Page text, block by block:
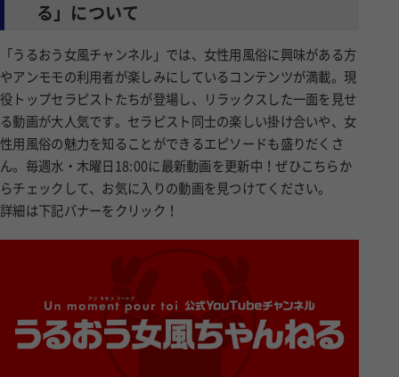
る」について
「うるおう女風チャンネル」では、女性用風俗に興味がある方
やアンモモの利用者が楽しみにしているコンテンツが満載。現
役トップセラピストたちが登場し、リラックスした一面を見せ
る動画が大人気です。セラピスト同士の楽しい掛け合いや、女
性用風俗の魅力を知ることができるエピソードも盛りだくさ
ん。毎週水・木曜日18:00に最新動画を更新中！ぜひこちらか
らチェックして、お気に入りの動画を見つけてください。
詳細は下記バナーをクリック！